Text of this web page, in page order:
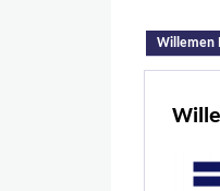
Willemen